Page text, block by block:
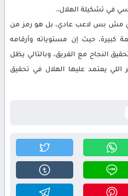
في تشكيلة الهلال،.
مش بس لاعب عادي، بل هو رمز من
كبيرة، حيث إن مستوياته وأرقامه
النجاح مع الفريق، وبالتالي يظل
يعتمد عليها الهلال في تحقيق